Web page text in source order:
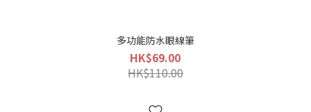
多功能防水眼線筆
HK$69.00
HK$110.00